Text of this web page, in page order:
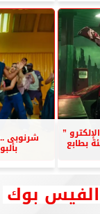
”
بطابع شرنوبى
الفيس بوك